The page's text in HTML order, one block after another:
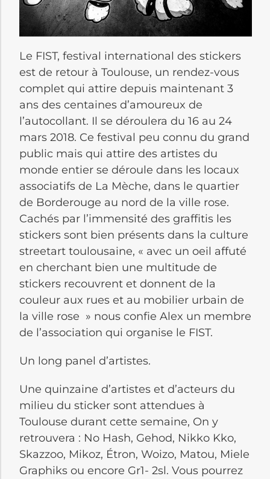
Le FIST, festival international des stickers
est de retour à Toulouse, un rendez-vous
complet qui attire depuis maintenant 3
ans des centaines d’amoureux de
l’autocollant. Il se déroulera du 16 au 24
mars 2018. Ce festival peu connu du grand
public mais qui attire des artistes du
monde entier se déroule dans les locaux
associatifs de La Mèche, dans le quartier
de Borderouge au nord de la ville rose.
Cachés par l’immensité des graffitis les
stickers sont bien présents dans la culture
streetart toulousaine, « avec un oeil affuté
en cherchant bien une multitude de
stickers recouvrent et donnent de la
couleur aux rues et au mobilier urbain de
la ville rose » nous confie Alex un membre
de l’association qui organise le FIST.
Un long panel d’artistes.
Une quinzaine d’artistes et d’acteurs du
milieu du sticker sont attendues à
Toulouse durant cette semaine, On y
retrouvera : No Hash, Gehod, Nikko Kko,
Skazzoo, Mikoz, Étron, Woizo, Matou, Miele
Graphiks ou encore Gr1- 2sl. Vous pourrez